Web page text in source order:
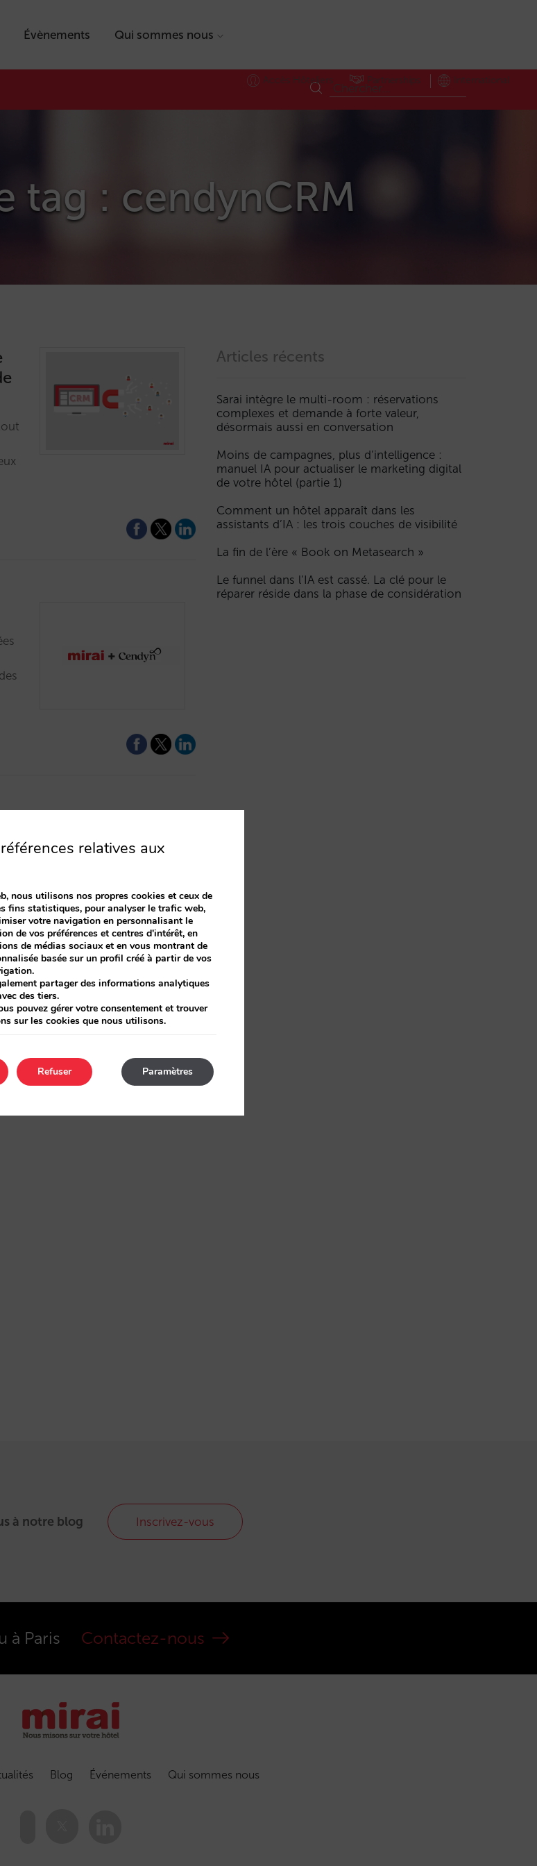
Évènements Qui sommes nous
Accès Hôteliers Partnerships International
tag : cendynCRM
Articles récents
Sarai intègre le multi-room : réservations
complexes et demande à forte valeur,
désormais aussi en conversation
Moins de campagnes, plus d’intelligence :
manuel IA pour actualiser le marketing digital
de votre hôtel (partie 1)
Comment un hôtel apparaît dans les
assistants d’IA : les trois couches de visibilité
La fin de l’ère « Book on Metasearch »
Le funnel dans l’IA est cassé. La clé pour le
réparer réside dans la phase de considération
à notre blog Inscrivez-vous
à Paris Contactez-nous
Blog Événements Qui sommes nous
relatives aux
nous utilisons nos propres cookies et ceux de
fins statistiques, pour analyser le trafic web,
votre navigation en personnalisant le
de vos préférences et centres d'intérêt, en
de médias sociaux et en vous montrant de
basée sur un profil créé à partir de vos
partager des informations analytiques
des tiers.
pouvez gérer votre consentement et trouver
sur les cookies que nous utilisons.
Paramètres
Refuser